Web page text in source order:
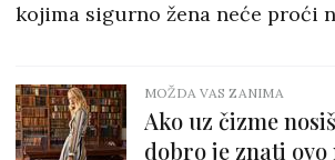
kojima sigurno žena neće proći
MOŽDA VAS ZANIMA
Ako uz čizme
dobro je znati ovo